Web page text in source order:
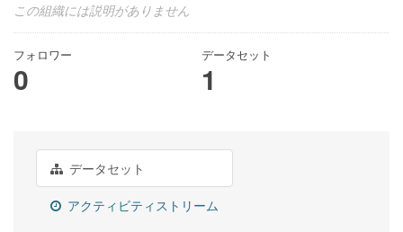
この組織には説明がありません
フォロワー
0
データセット
1
データセット
アクティビティストリーム